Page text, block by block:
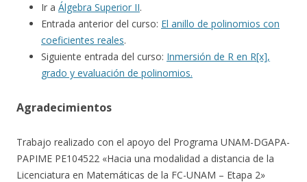
Ir a Álgebra Superior II.
Entrada anterior del curso: El anillo de polinomios con
coeficientes reales.
Siguiente entrada del curso: Inmersión de R en R[x],
grado y evaluación de polinomios.
Agradecimientos
Trabajo realizado con el apoyo del Programa UNAM-DGAPA-
PAPIME PE104522 «Hacia una modalidad a distancia de la
Licenciatura en Matemáticas de la FC-UNAM – Etapa 2»